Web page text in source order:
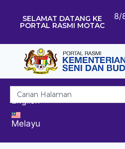
SELAMAT DATANG KE
PORTAL RASMI MOTAC
8/
English
Melayu